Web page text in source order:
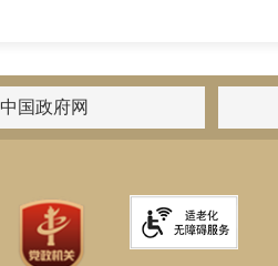
中国政府网